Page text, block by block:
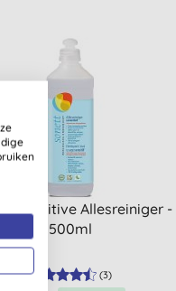
Sensitive Allesreiniger -
500ml
(3)